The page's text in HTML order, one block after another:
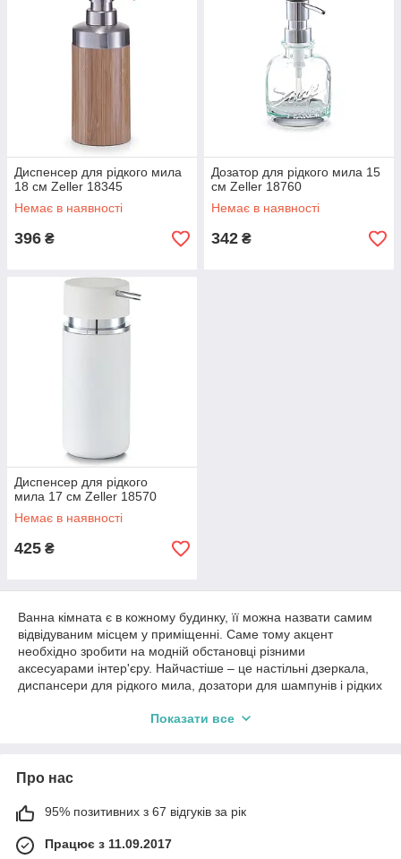
Диспенсер для рідкого мила
18 см Zeller 18345
Немає в наявності
396 ₴
Дозатор для рідкого мила 15
см Zeller 18760
Немає в наявності
342 ₴
Диспенсер для рідкого
мила 17 см Zeller 18570
Немає в наявності
425 ₴
Ванна кімната є в кожному будинку, її можна назвати самим
відвідуваним місцем у приміщенні. Саме тому акцент
необхідно зробити на модній обстановці різними
аксесуарами інтер'єру. Найчастіше – це настільні дзеркала,
диспансери для рідкого мила, дозатори для шампунів і рідких
ванної кімнати будь-якого дизайну, це класична ванна або ж
відмінно буде виглядати маленьке дзеркальце на ніжці з
німецькою фірмою Zeller, що користується широкою
Показати все
Про нас
95% позитивних з 67 відгуків за рік
Працює з 11.09.2017